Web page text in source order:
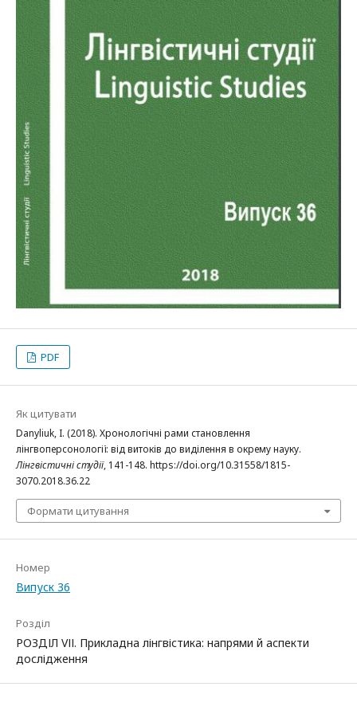
PDF
Як цитувати
Danyliuk, I. (2018). Хронологічні рами становлення
лінгвоперсонології: від витоків до виділення в окрему науку.
Лінгвістичні студії, 141-148. https://doi.org/10.31558/1815-
3070.2018.36.22
Формати цитування
Номер
Випуск 36
Розділ
РОЗДІЛ VІІ. Прикладна лінгвістика: напрями й аспекти
дослідження